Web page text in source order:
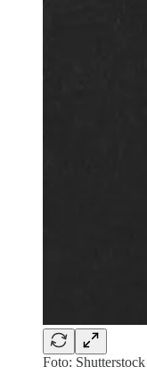
Foto: Shutterstock